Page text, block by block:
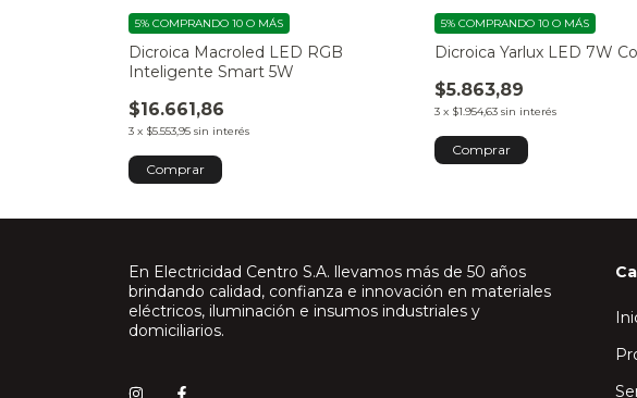
Dicroica Macroled LED RGB
Inteligente Smart 5W
$16.661,86
3 x $5.553,95 sin interés
5% COMPRANDO 10 O MÁS
Dicroica Yarlux LED 7W
$5.863,89
3 x $1.954,63 sin interés
5% COMPRANDO 10 O MÁS
Comprar
En Electricidad Centro S.A. llevamos más de 50 años
brindando calidad, confianza e innovación en materiales
eléctricos, iluminación e insumos industriales y
domiciliarios.